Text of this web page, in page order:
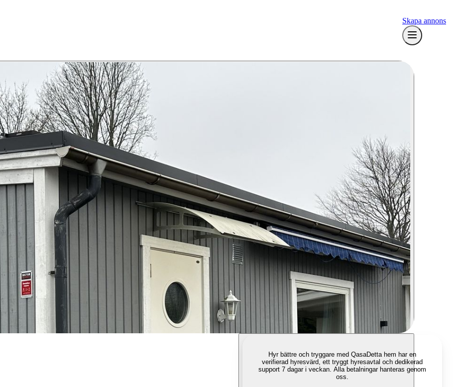
Skapa annons
Hyr bättre och tryggare med QasaDetta hem har en
verifierad hyresvärd, ett tryggt hyresavtal och dedikerad
support 7 dagar i veckan. Alla betalningar hanteras genom
oss.